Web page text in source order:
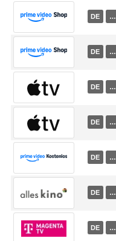
DE …
DE …
DE …
DE …
DE …
DE …
DE …